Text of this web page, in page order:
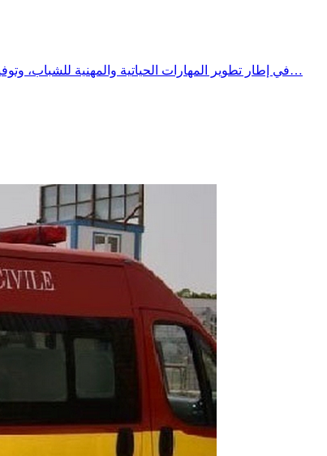
​في إطار تطوير المهارات الحياتية والمهنية للشباب، وتوفير فرص تكوين وتدريب نوعية تتماشى مع متطلبات سوق الشغل الشاملة والمتجددة .​وتحت إشراف معتمدية الحنشة، وبشراكة استراتيجية بين مركز…